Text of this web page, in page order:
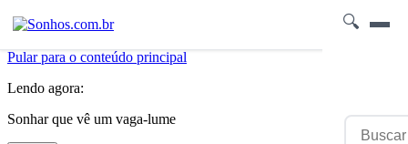
🔍
Pular para o conteúdo principal
Lendo agora:
Sonhar que vê um vaga-lume